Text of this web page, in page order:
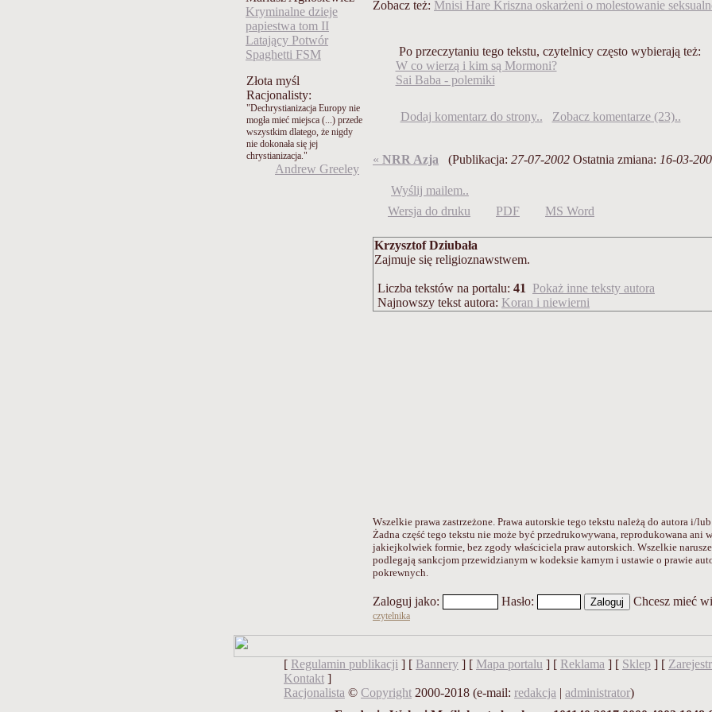
Kryminalne dzieje
papiestwa tom II
Latający Potwór
Spaghetti FSM
Złota myśl
Racjonalisty:
"Dechrystianizacja Europy nie
mogła mieć miejsca (...) przede
wszystkim dlatego, że nigdy
nie dokonała się jej
chrystianizacja."
Andrew Greeley
Zobacz też: Mnisi Hare Kriszna oskarżeni o molestowanie
Po przeczytaniu tego tekstu, czytelnicy często wybierają też:
W co wierzą i kim są Mormoni?
Sai Baba - polemiki
Dodaj komentarz do strony.. Zobacz komentarze (23)..
« NRR Azja (Publikacja: 27-07-2002 Ostatnia zmiana: 16-03-
Wyślij mailem..
Wersja do druku
PDF MS Word
Krzysztof Dziubała
Zajmuje się religioznawstwem.
Liczba tekstów na portalu: 41
Pokaż inne teksty autora
Najnowszy tekst autora: Koran i niewierni
Wszelkie prawa zastrzeżone. Prawa autorskie tego tekstu należą do autora i/
Żadna część tego tekstu nie może być przedrukowywana, reprodukowana ani
jakiejkolwiek formie, bez zgody właściciela praw autorskich. Wszelkie
podlegają sankcjom przewidzianym w kodeksie karnym i ustawie o prawie
pokrewnych.
Zaloguj jako: Hasło: Chcesz mieć
czytelnika
[ Regulamin publikacji ] [ Bannery ] [ Mapa portalu ] [ Reklama ] [ Sklep ] [
Kontakt ]
Racjonalista © Copyright 2000-2018 (e-mail: redakcja | administrator)